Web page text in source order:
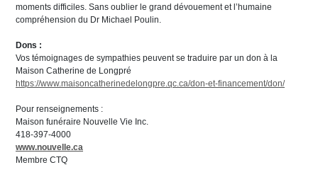
moments difficiles. Sans oublier le grand dévouement et l’humaine
compréhension du Dr Michael Poulin.
Dons :
Vos témoignages de sympathies peuvent se traduire par un don à la
Maison Catherine de Longpré
https://www.maisoncatherinedelongpre.qc.ca/don-et-financement/don/
Pour renseignements :
Maison funéraire Nouvelle Vie Inc.
418-397-4000
www.nouvelle.ca
Membre CTQ